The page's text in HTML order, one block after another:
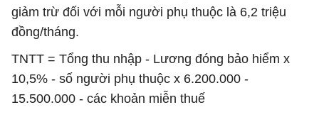
giảm trừ đối với mỗi người phụ thuộc là 6,2 triệu
đồng/tháng.
TNTT = Tổng thu nhập - Lương đóng bảo hiểm x
10,5% - số người phụ thuộc x 6.200.000 -
15.500.000 - các khoản miễn thuế